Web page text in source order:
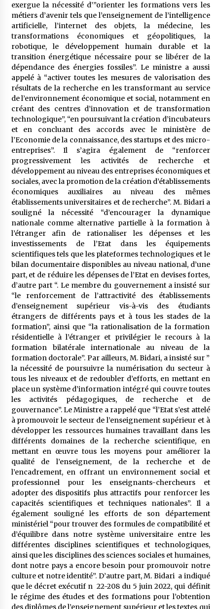
exergue la nécessité d’”orienter les formations vers les
métiers d’avenir tels que l’enseignement de l’intelligence
artificielle, l’internet des objets, la médecine, les
transformations économiques et géopolitiques, la
robotique, le développement humain durable et la
transition énergétique nécessaire pour se libérer de la
dépendance des énergies fossiles”. Le ministre a aussi
appelé à “activer toutes les mesures de valorisation des
résultats de la recherche en les transformant au service
de l’environnement économique et social, notamment en
créant des centres d’innovation et de transformation
technologique”, “en poursuivant la création d’incubateurs
et en concluant des accords avec le ministère de
l’Economie de la connaissance, des startups et des micro-
entreprises”. Il s’agira également de “renforcer
progressivement les activités de recherche et
développement au niveau des entreprises économiques et
sociales, avec la promotion de la création d’établissements
économiques auxiliaires au niveau des mêmes
établissements universitaires et de recherche”. M. Bidari a
souligné la nécessité “d’encourager la dynamique
nationale comme alternative partielle à la formation à
l’étranger afin de rationaliser les dépenses et les
investissements de l’Etat dans les équipements
scientifiques tels que les plateformes technologiques et le
bilan documentaire disponibles au niveau national, d’une
part, et de réduire les dépenses de l’Etat en devises fortes,
d’autre part “. Le membre du gouvernement a insisté sur
“le renforcement de l’attractivité des établissements
d’enseignement supérieur vis-à-vis des étudiants
étrangers de différents pays et à tous les stades de la
formation”, ainsi que “la rationalisation de la formation
résidentielle à l’étranger et privilégier le recours à la
formation bilatérale internationale au niveau de la
formation doctorale”. Par ailleurs, M. Bidari, a insisté sur ”
la nécessité de poursuivre la numérisation du secteur à
tous les niveaux et de redoubler d’efforts, en mettant en
place un système d’information intégré qui couvre toutes
les activités pédagogiques, de recherche et de
gouvernance”. Le Ministre a rappelé que “l’Etat s’est attelé
à promouvoir le secteur de l’enseignement supérieur et à
développer les ressources humaines travaillant dans les
différents domaines de la recherche scientifique, en
mettant en œuvre tous les moyens pour améliorer la
qualité de l’enseignement, de la recherche et de
l’encadrement, en offrant un environnement social et
professionnel pour les enseignants-chercheurs et
adopter des dispositifs plus attractifs pour renforcer les
capacités scientifiques et techniques nationales”. Il a
également souligné les efforts de son département
ministériel “pour trouver des formules de compatibilité et
d’équilibre dans notre système universitaire entre les
différentes disciplines scientifiques et technologiques,
ainsi que les disciplines des sciences sociales et humaines,
dont notre pays a encore besoin pour promouvoir notre
culture et notre identité”. D’autre part, M. Bidari a indiqué
que le décret exécutif n 22-208 du 5 juin 2022, qui définit
le régime des études et des formations pour l’obtention
des diplômes de l’enseignement supérieur et les textes qui